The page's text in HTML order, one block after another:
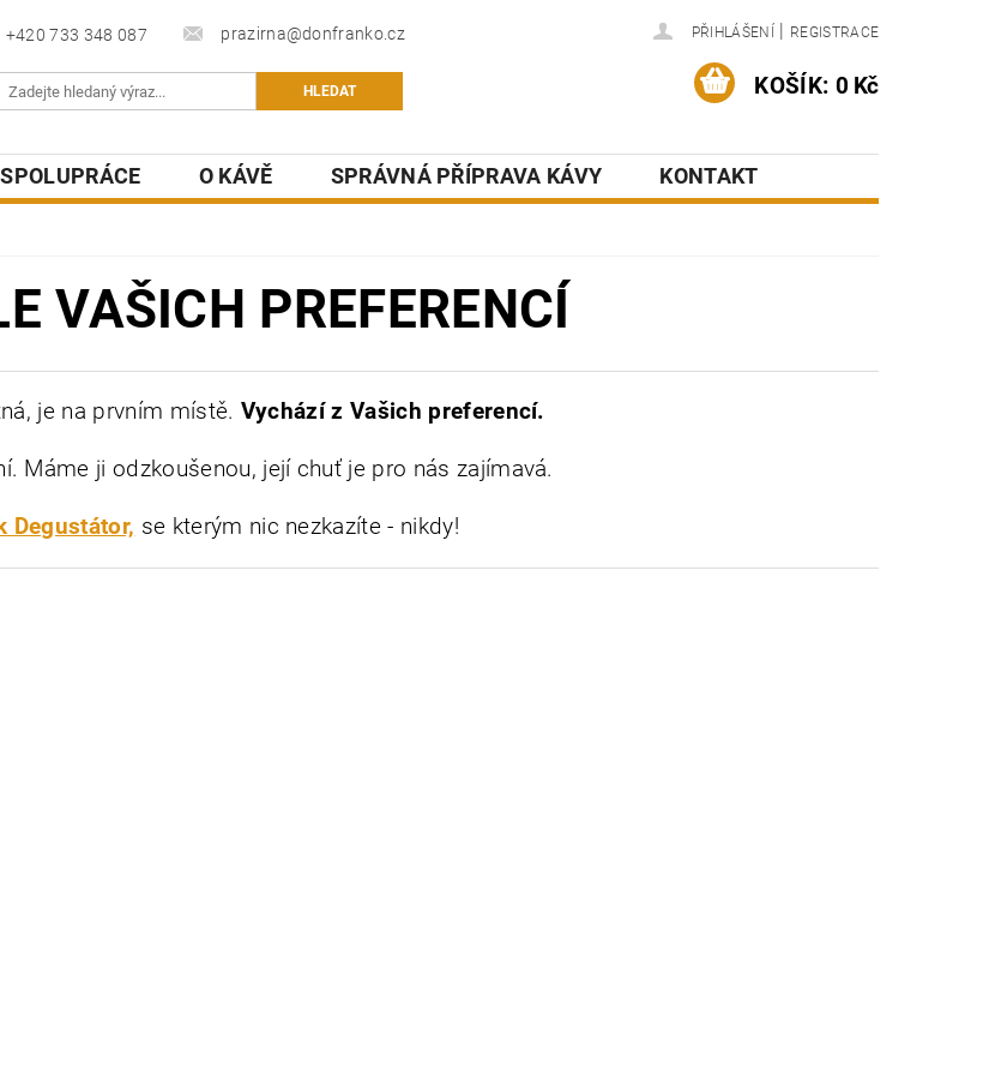
+420 733 348 087 prazirna@donfranko.cz PŘIHLÁŠENÍ | REGISTRACE
KOŠÍK: 0 Kč
SPOLUPRÁCE O KÁVĚ SPRÁVNÁ PŘÍPRAVA KÁVY KONTAKT
VAŠICH PREFERENCÍ
je na prvním místě. Vychází z Vašich preferencí.
Máme ji odzkoušenou, její chuť je pro nás zajímavá.
Degustátor, se kterým nic nezkazíte - nikdy!